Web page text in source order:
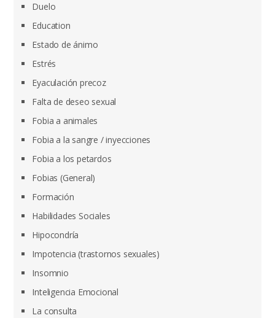
Duelo
Education
Estado de ánimo
Estrés
Eyaculación precoz
Falta de deseo sexual
Fobia a animales
Fobia a la sangre / inyecciones
Fobia a los petardos
Fobias (General)
Formación
Habilidades Sociales
Hipocondría
Impotencia (trastornos sexuales)
Insomnio
Inteligencia Emocional
La consulta